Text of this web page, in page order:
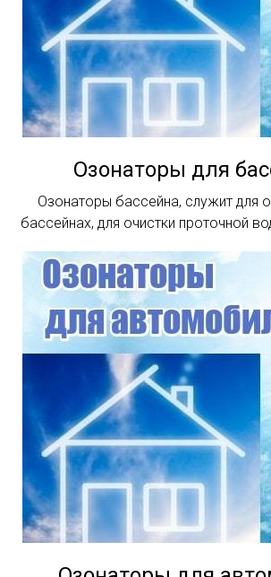
Озонаторы для
Озонаторы бассейна, служит для
бассейнах, для очистки проточной